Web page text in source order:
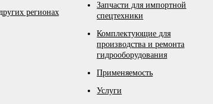
регионах
Запчасти для импортной
спецтехники
Комплектующие для
производства и ремонта
гидрооборудования
Применяемость
Услуги